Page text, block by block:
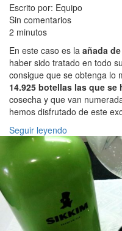
Escrito por: Equipo
Sin comentarios
2 minutos
En este caso es la añada
haber sido tratado en todo
consigue que se obtenga lo
14.925 botellas las que se
cosecha y que van
hemos disfrutado de este
Seguir leyendo